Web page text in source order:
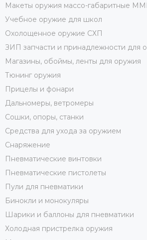
Макеты оружия массо-габаритные
Учебное оружие для школ
Охолощенное оружие СХП
ЗИП запчасти и принадлежности для
Магазины, обоймы, ленты для оружия
Тюнинг оружия
Прицелы и фонари
Дальномеры, ветромеры
Сошки, опоры, станки
Средства для ухода за оружием
Снаряжение
Пневматические винтовки
Пневматические пистолеты
Пули для пневматики
Бинокли и монокуляры
Шарики и баллоны для пневматики
Холодная пристрелка оружия